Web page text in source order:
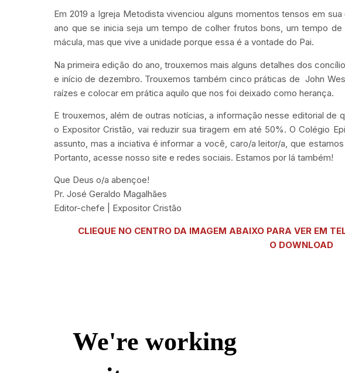
Em 2019 a Igreja Metodista vivenciou alguns momentos tensos em
ano que se inicia seja um tempo de colher frutos bons, um tempo
mácula, mas que vive a unidade porque essa é a vontade do Pai.
Na primeira edição do ano, trouxemos mais alguns detalhes dos
e início de dezembro. Trouxemos também cinco práticas de John
raízes e colocar em prática aquilo que nos foi deixado como herança.
E trouxemos, além de outras notícias, a informação nesse editorial de
o Expositor Cristão, vai reduzir sua tiragem em até 50%. O Colégio
assunto, mas a inciativa é informar a você, caro/a leitor/a, que
Portanto, acesse nosso site e redes sociais. Estamos por lá também!
Que Deus o/a abençoe!
Pr. José Geraldo Magalhães
Editor-chefe | Expositor Cristão
CLIEQUE NO CENTRO DA IMAGEM ABAIXO PARA VER EM
O DOWNLOAD